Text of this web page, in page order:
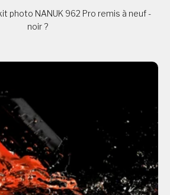
photo NANUK 962 Pro remis à neuf -
noir ?